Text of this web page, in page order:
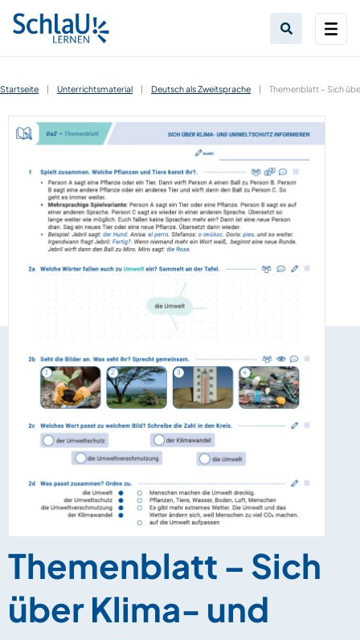
Startseite | Unterrichtsmaterial | Deutsch als Zweitsprache | Themenblatt – Sich
Themenblatt – Sich
über Klima- und